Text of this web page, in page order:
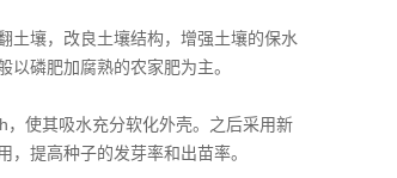
土壤，改良土壤结构，增强土壤的保水
磷肥加腐熟的农家肥为主。
使其吸水充分软化外壳。之后采用新
提高种子的发芽率和出苗率。